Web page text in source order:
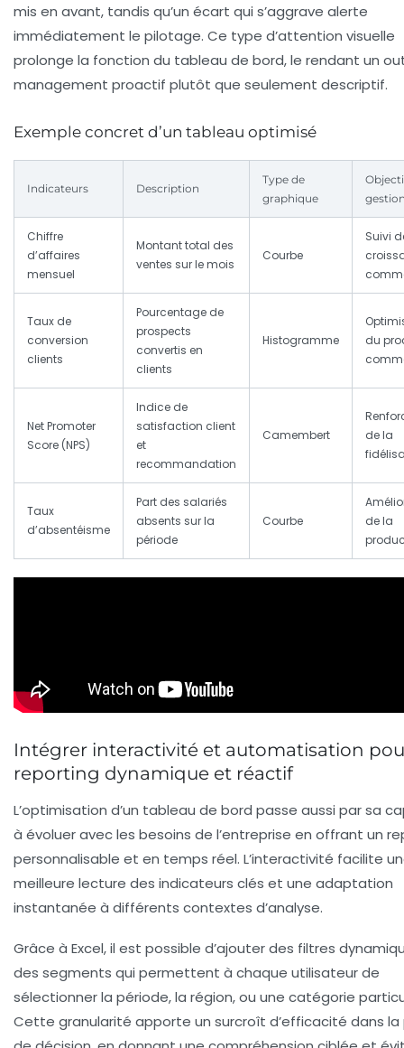
mis en avant, tandis qu’un écart qui s’aggrave alerte
immédiatement le pilotage. Ce type d’attention visuelle
prolonge la fonction du tableau de bord, le rendant un
management proactif plutôt que seulement descriptif.
Exemple concret d’un tableau optimisé
Indicateurs Description
Type de
graphique
Chiffre
d’affaires
mensuel
Montant total des
ventes sur le mois
Courbe
Suivi
Taux de
conversion
clients
Pourcentage de
prospects
convertis en
clients
Histogramme
du
Net Promoter
Score (NPS)
Indice de
satisfaction client
et
recommandation
Camembert
de la
Taux
d’absentéisme
Part des salariés
absents sur la
période
Courbe
de la
Intégrer interactivité et automatisation
reporting dynamique et réactif
L’optimisation d’un tableau de bord passe aussi par sa
à évoluer avec les besoins de l’entreprise en offrant un
personnalisable et en temps réel. L’interactivité facilite
meilleure lecture des indicateurs clés et une adaptation
instantanée à différents contextes d’analyse.
Grâce à Excel, il est possible d’ajouter des filtres
des segments qui permettent à chaque utilisateur de
sélectionner la période, la région, ou une catégorie
Cette granularité apporte un surcroît d’efficacité dans la